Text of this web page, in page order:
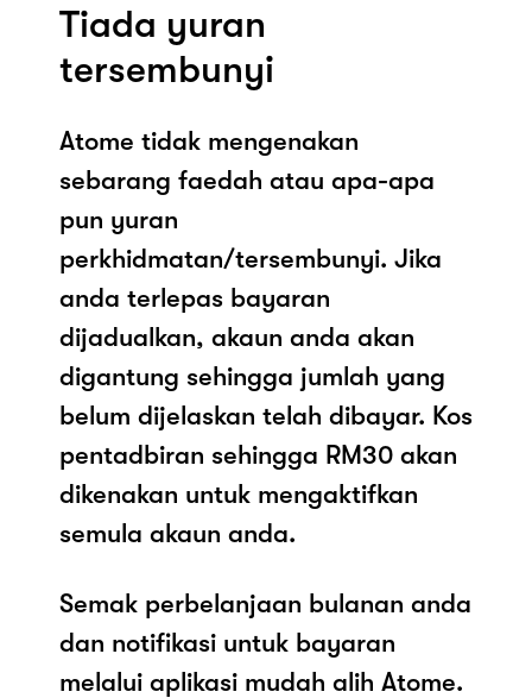
Tiada yuran
tersembunyi
Atome tidak mengenakan
sebarang faedah atau apa-apa
pun yuran
perkhidmatan/tersembunyi. Jika
anda terlepas bayaran
dijadualkan, akaun anda akan
digantung sehingga jumlah yang
belum dijelaskan telah dibayar. Kos
pentadbiran sehingga RM30 akan
dikenakan untuk mengaktifkan
semula akaun anda.
Semak perbelanjaan bulanan anda
dan notifikasi untuk bayaran
melalui aplikasi mudah alih Atome.